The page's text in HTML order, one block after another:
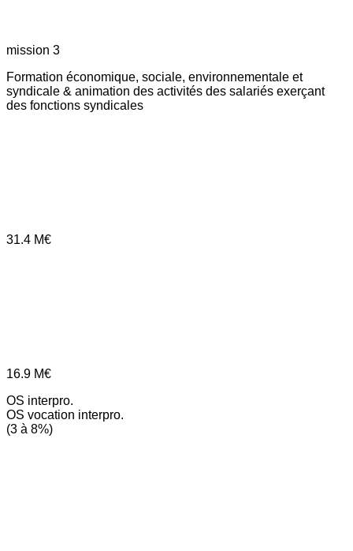
mission 3
Formation économique, sociale, environnementale et
syndicale & animation des activités des salariés exerçant
des fonctions syndicales
31.4 M€
16.9 M€
OS interpro.
OS vocation interpro.
(3 à 8%)